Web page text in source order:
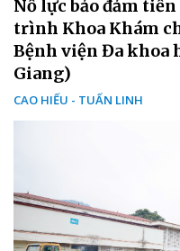
Nỗ lực bảo đảm
trình Khoa Khám
Bệnh viện Đa khoa
Giang)
CAO HIẾU - TUẤN LINH